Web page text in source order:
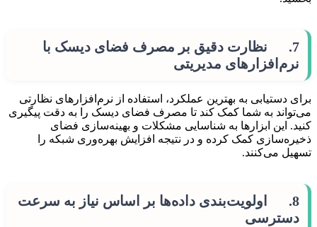
7. نظارت دقیق بر مصرف فضای دیسک با
نرم‌افزارهای مدیریتی
برای دستیابی به بهترین عملکرد، استفاده از نرم‌افزارهای نظارتی
می‌تواند به شما کمک کند تا مصرف فضای دیسک را به دقت پیگیری
کنید. این ابزارها به شناسایی مشکلات و بهینه‌سازی فضای
ذخیره‌سازی کمک کرده و در نتیجه افزایش بهره‌وری شبکه را
تسهیل می‌کنند.
8. اولویت‌بندی داده‌ها بر اساس نیاز به سرعت
دسترسی